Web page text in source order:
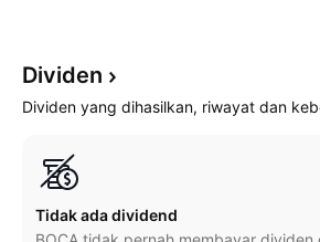
Dividen
Dividen yang dihasilkan, riwayat dan
Tidak ada dividend